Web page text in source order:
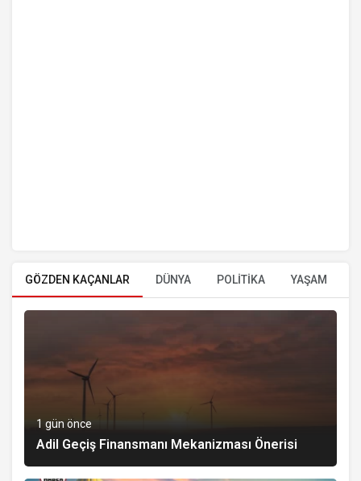
GÖZDEN KAÇANLAR DÜNYA POLİTİKA YAŞAM
1 gün önce
Adil Geçiş Finansmanı Mekanizması Önerisi